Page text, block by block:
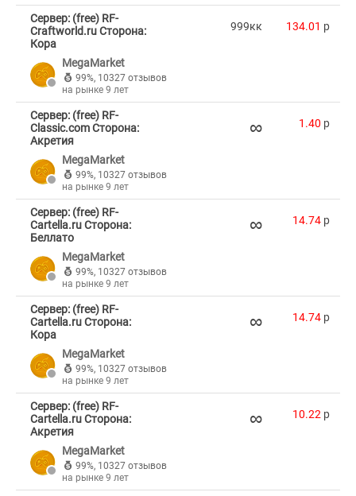
Сервер: (free) RF-
Craftworld.ru Сторона:
Кора
MegaMarket
99%, 10327 отзывов
на рынке 9 лет
999кк 134.01 p
Сервер: (free) RF-
Classic.com Сторона:
Акретия
MegaMarket
99%, 10327 отзывов
на рынке 9 лет
∞ 1.40 p
Сервер: (free) RF-
Cartella.ru Сторона:
Беллато
MegaMarket
99%, 10327 отзывов
на рынке 9 лет
∞ 14.74 p
Сервер: (free) RF-
Cartella.ru Сторона:
Кора
MegaMarket
99%, 10327 отзывов
на рынке 9 лет
∞ 14.74 p
Сервер: (free) RF-
Cartella.ru Сторона:
Акретия
MegaMarket
99%, 10327 отзывов
на рынке 9 лет
∞ 10.22 p